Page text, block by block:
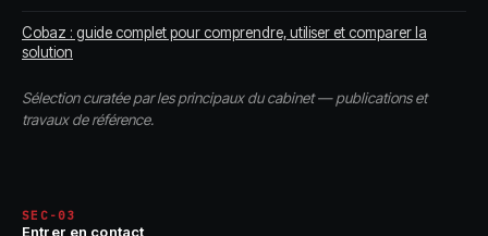
Cobaz : guide complet pour comprendre, utiliser et comparer la
solution
Sélection curatée par les principaux du cabinet — publications et
travaux de référence.
SEC-03
Entrer en contact